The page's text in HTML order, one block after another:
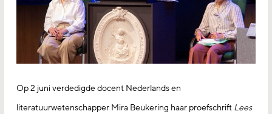
Op 2 juni verdedigde docent Nederlands en
literatuurwetenschapper Mira Beukering haar proefschrift Lees